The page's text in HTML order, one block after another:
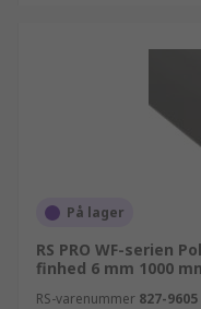
På lager
RS PRO WF-serien
finhed 6 mm 1000
RS-varenummer 827-9605